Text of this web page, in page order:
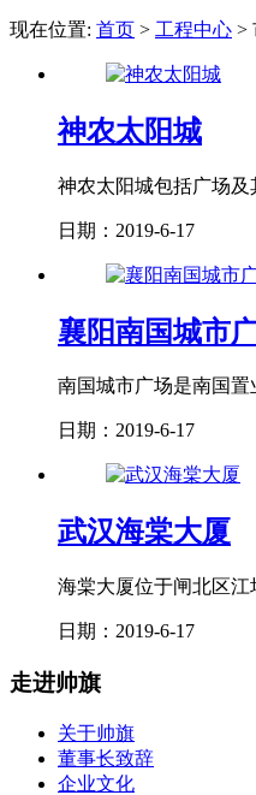
现在位置: 首页 > 工程中心 >
神农太阳城
神农太阳城包括广场
日期：2019-6-17
襄阳南国城市
南国城市广场是南国
日期：2019-6-17
武汉海棠大厦
海棠大厦位于闸北区
日期：2019-6-17
走进帅旗
关于帅旗
董事长致辞
企业文化